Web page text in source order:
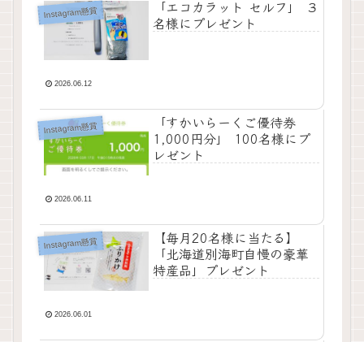
Instagram懸賞
「エコカラット セルフ」 ３
名様にプレゼント
2026.06.12
Instagram懸賞
「すかいらーくご優待券
1,000円分」 100名様にプ
レゼント
2026.06.11
Instagram懸賞
【毎月20名様に当たる】
「北海道別海町自慢の豪華
特産品」プレゼント
2026.06.01